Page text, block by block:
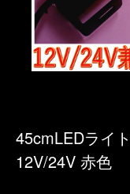
45cmLEDライ
12V/24V 赤色